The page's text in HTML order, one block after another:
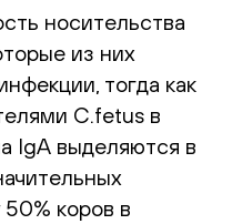
носительства
из них
тогда как
C.fetus в
IgA выделяются в
коров в